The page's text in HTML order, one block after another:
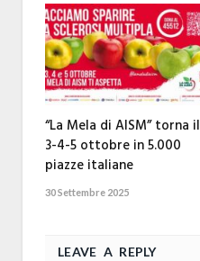
“La Mela di AISM” torna il
3-4-5 ottobre in 5.000
piazze italiane
30 Settembre 2025
LEAVE A REPLY